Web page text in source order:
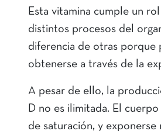
Esta vitamina cumple un
distintos procesos del
diferencia de otras porque
obtenerse a través de la
A pesar de ello, la
D no es ilimitada. El
de saturación, y exponerse